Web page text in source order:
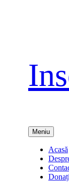
Meniu
Acasă